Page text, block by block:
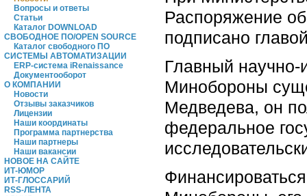
Вопросы и ответы
Статьи
Каталог DOWNLOAD
СВОБОДНОЕ ПО/OPEN SOURCE
Каталог свободного ПО
СИСТЕМЫ АВТОМАТИЗАЦИИ
ERP-система iRenaissance
Документооборот
О КОМПАНИИ
Новости
Отзывы заказчиков
Лицензии
Наши координаты
Программа партнерства
Наши партнеры
Наши вакансии
НОВОЕ НА САЙТЕ
ИТ-ЮМОР
ИТ-ГЛОССАРИЙ
RSS-ЛЕНТА
Распоряжение
подписано
Главный научно-
Минобороны
Медведева, он
федеральное